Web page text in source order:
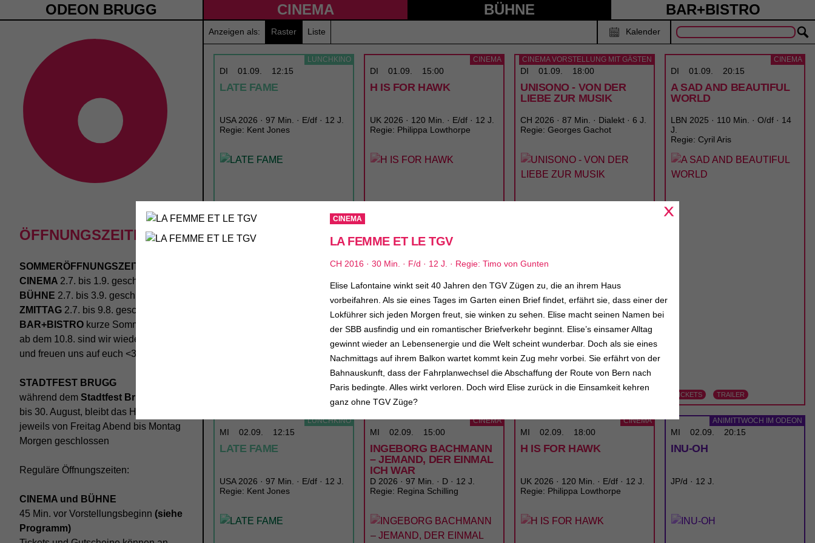
ODEON BRUGG CINEMA BÜHNE BAR+BISTRO
ÖFFNUNGSZEITEN
SOMMERÖFFNUNGSZEITEN
CINEMA 2.7. bis 1.9. geschlossen
BÜHNE 2.7. bis 3.9. geschlossen
ZMITTAG 2.7. bis 9.8. geschlossen
BAR+BISTRO kurze Sommerpause,
ab dem 10.8. sind wir wieder im Haus
und freuen uns auf euch <3
STADTFEST BRUGG
während dem Stadtfest Brugg
bis 30. August, bleibt das Haus
jeweils von Freitag Abend bis Montag
Morgen geschlossen
Reguläre Öffnungszeiten:
CINEMA und BÜHNE
45 Min. vor Vorstellungsbeginn (siehe
Programm)
Anzeigen als: Raster Liste Kalender
LUNCHKINO
DI 01.09. 12:15
LATE FAME
USA 2026 · 97 Min. · E/df · 12 J.
Regie: Kent Jones
CINEMA
DI 01.09. 15:00
H IS FOR HAWK
UK 2026 · 120 Min. · E/df · 12 J.
Regie: Philippa Lowthorpe
TICKETS
CINEMA VORSTELLUNG MIT GÄSTEN
DI 01.09. 18:00
UNISONO - VON DER
LIEBE ZUR MUSIK
CH 2026 · 87 Min. · Dialekt · 6 J.
Regie: Georges Gachot
CINEMA
DI 01.09. 20:15
A SAD AND BEAUTIFUL
WORLD
LBN 2025 · 110 Min. · O/df · 14
J.
Regie: Cyril Aris
TICKETS TRAILER
LUNCHKINO
MI 02.09. 12:15
LATE FAME
USA 2026 · 97 Min. · E/df · 12 J.
Regie: Kent Jones
CINEMA
MI 02.09. 15:00
INGEBORG BACHMANN
– JEMAND, DER EINMAL
ICH WAR
D 2026 · 97 Min. · D · 12 J.
Regie: Regina Schilling
CINEMA
MI 02.09. 18:00
H IS FOR HAWK
UK 2026 · 120 Min. · E/df · 12 J.
Regie: Philippa Lowthorpe
ANIMITTWOCH IM ODEON
MI 02.09. 20:15
INU-OH
JP/d · 12 J.
CINEMA
LA FEMME ET LE TGV
CH 2016 · 30 Min. · F/d · 12 J. · Regie: Timo von Gunten
Elise Lafontaine winkt seit 40 Jahren den TGV Zügen zu, die an ihrem Haus
vorbeifahren. Als sie eines Tages im Garten einen Brief findet, erfährt sie, dass einer der
Lokführer sich jeden Morgen freut, sie winken zu sehen. Elise macht seinen Namen bei
der SBB ausfindig und ein romantischer Briefverkehr beginnt. Elise’s einsamer Alltag
gewinnt wieder an Lebensenergie und die Welt scheint wunderbar. Doch als sie eines
Nachmittags auf ihrem Balkon wartet kommt kein Zug mehr vorbei. Sie erfährt von der
Bahnauskunft, dass der Fahrplanwechsel die Abschaffung der Route von Bern nach
Paris bedingte. Alles wirkt verloren. Doch wird Elise zurück in die Einsamkeit kehren
ganz ohne TGV Züge?